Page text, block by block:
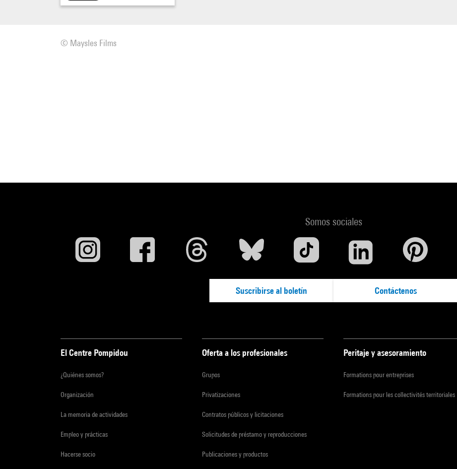
© Maysles Films
Somos sociales
Suscribirse al boletín Contáctenos
El Centre Pompidou
¿Quiénes somos?
Organización
La memoria de actividades
Empleo y prácticas
Hacerse socio
Oferta a los profesionales
Grupos
Privatizaciones
Contratos públicos y licitaciones
Solicitudes de préstamo y reproducciones
Publicaciones y productos
Peritaje y asesoramiento
Formations pour entreprises
Formations pour les collectivités territoriales